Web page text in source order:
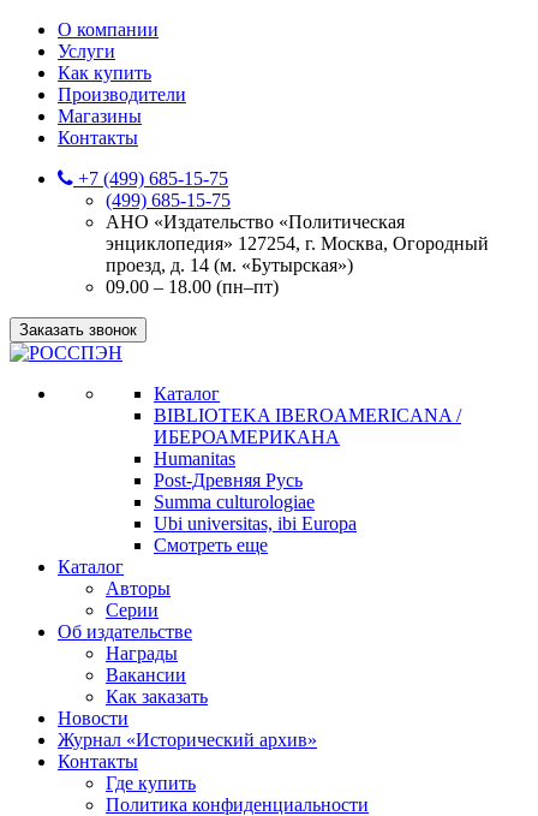
О компании
Услуги
Как купить
Производители
Магазины
Контакты
+7 (499) 685-15-75
(499) 685-15-75
АНО «Издательство «Политическая
энциклопедия» 127254, г. Москва, Огородный
проезд, д. 14 (м. «Бутырская»)
09.00 – 18.00 (пн–пт)
Заказать звонок
Каталог
BIBLIOTEKA IBEROAMERICANA /
ИБЕРОАМЕРИКАНА
Humanitas
Post-Древняя Русь
Summa culturologiae
Ubi universitas, ibi Europa
Смотреть еще
Каталог
Авторы
Серии
Об издательстве
Награды
Вакансии
Как заказать
Новости
Журнал «Исторический архив»‎
Контакты
Где купить
Политика конфиденциальности